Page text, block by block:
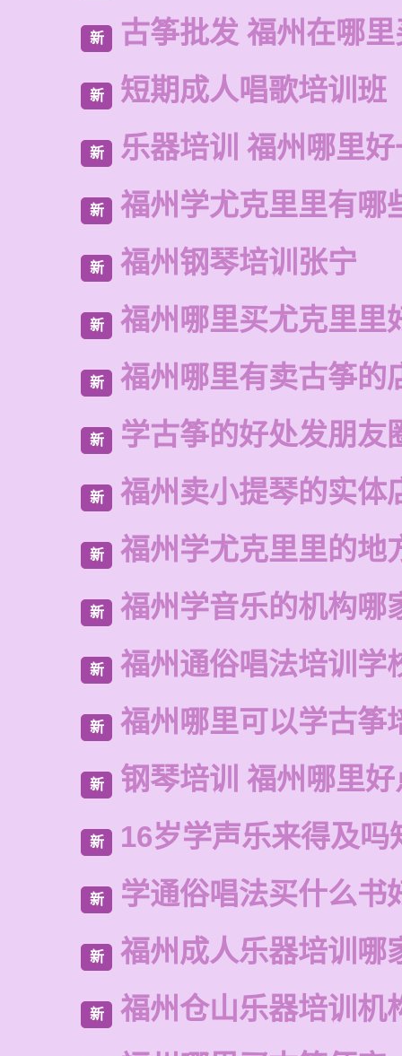
新 古筝批发 福州在哪
新 短期成人唱歌培训班
新 乐器培训 福州哪里
新 福州学尤克里里有哪
新 福州钢琴培训张宁
新 福州哪里买尤克里里
新 福州哪里有卖古筝的
新 学古筝的好处发朋友
新 福州卖小提琴的实体
新 福州学尤克里里的地
新 福州学音乐的机构哪
新 福州通俗唱法培训学
新 福州哪里可以学古筝
新 钢琴培训 福州哪里
新 16岁学声乐来得及吗
新 学通俗唱法买什么书
新 福州成人乐器培训哪
新 福州仓山乐器培训机